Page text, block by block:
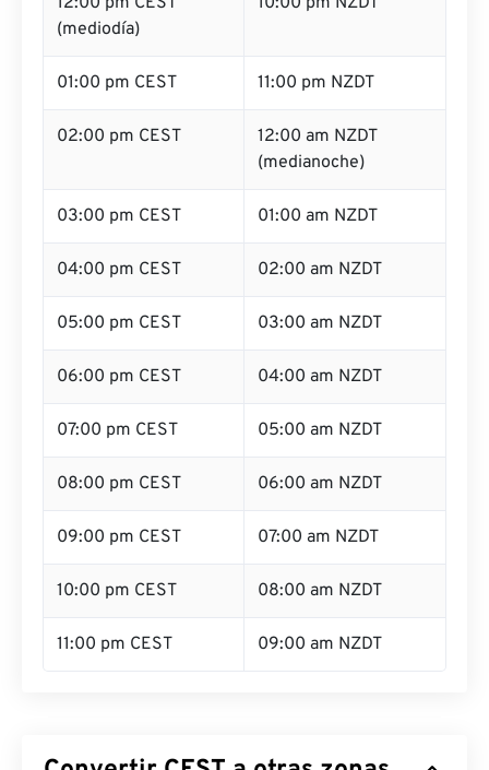
(mediodía)
01:00 pm CEST 11:00 pm NZDT
02:00 pm CEST
12:00 am NZDT
(medianoche)
03:00 pm CEST 01:00 am NZDT
04:00 pm CEST 02:00 am NZDT
05:00 pm CEST 03:00 am NZDT
06:00 pm CEST 04:00 am NZDT
07:00 pm CEST 05:00 am NZDT
08:00 pm CEST 06:00 am NZDT
09:00 pm CEST 07:00 am NZDT
10:00 pm CEST 08:00 am NZDT
11:00 pm CEST 09:00 am NZDT